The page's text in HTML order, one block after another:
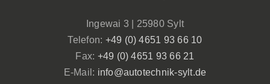
Ingewai 3 | 25980 Sylt
Telefon: +49 (0) 4651 93 66 10
Fax: +49 (0) 4651 93 66 21
E-Mail: info@autotechnik-sylt.de